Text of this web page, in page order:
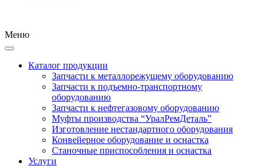
Меню
Каталог продукции
Запчасти к металлорежущему оборудованию
Запчасти к подъемно-транспортному
оборудованию
Запчасти к нефтегазовому оборудованию
Муфты производства “УралРемДеталь”
Изготовление нестандартного оборудования
Конвейерное оборудование и оснастка
Станочные приспособления и оснастка
Услуги